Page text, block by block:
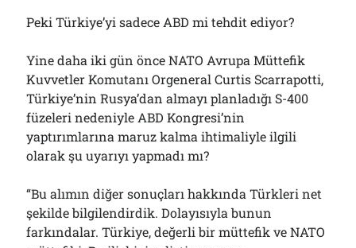
Peki Türkiye’yi sadece ABD mi tehdit ediyor?
Yine daha iki gün önce NATO Avrupa Müttefik
Kuvvetler Komutanı Orgeneral Curtis Scarrapotti,
Türkiye’nin Rusya’dan almayı planladığı S-400
füzeleri nedeniyle ABD Kongresi’nin
yaptırımlarına maruz kalma ihtimaliyle ilgili
olarak şu uyarıyı yapmadı mı?
“Bu alımın diğer sonuçları hakkında Türkleri net
şekilde bilgilendirdik. Dolayısıyla bunun
farkındalar. Türkiye, değerli bir müttefik ve NATO